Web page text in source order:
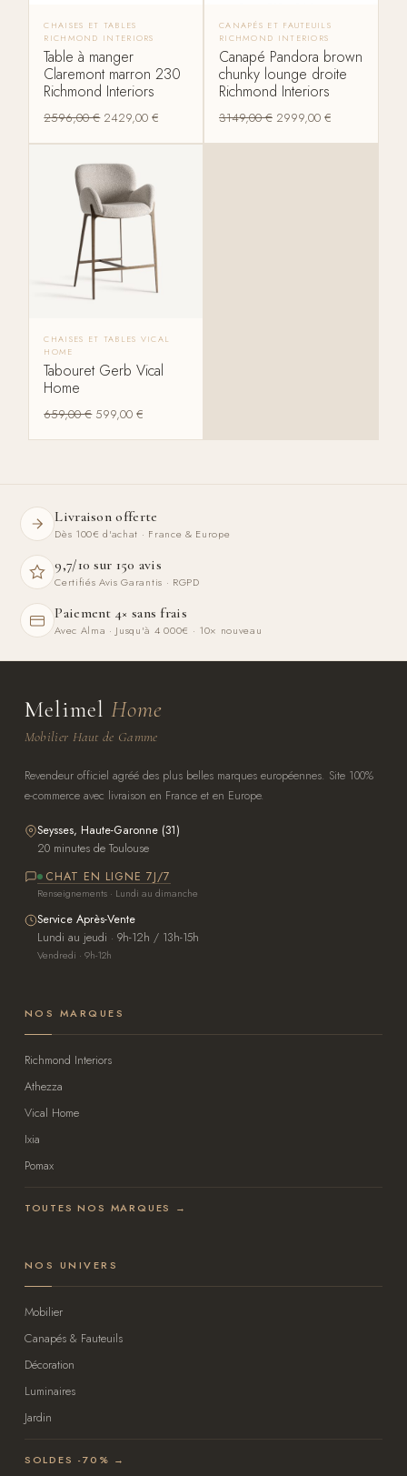
CHAISES ET TABLES
RICHMOND INTERIORS
Table à manger
Claremont marron 230
Richmond Interiors
2596,00€ 2429,00€
CANAPÉS ET FAUTEUILS
RICHMOND INTERIORS
Canapé Pandora brown
chunky lounge droite
Richmond Interiors
3149,00€ 2999,00 €
CHAISES ET TABLES VICAL
HOME
Tabouret Gerb Vical
Home
659,00€ 599,00€
Livraison offerte
Dès 100€ d'achat · France & Europe
9,7/10 sur 150 avis
Certifiés Avis Garantis · RGPD
Paiement 4× sans frais
Avec Alma · Jusqu'à 4 000€ · 10× nouveau
Melimel Home
Mobilier Haut de Gamme
Revendeur officiel agréé des plus belles marques européennes. Site 100%
e-commerce avec livraison en France et en Europe.
Seysses, Haute-Garonne (31)
20 minutes de Toulouse
CHAT EN LIGNE 7J/7
Renseignements · Lundi au dimanche
Service Après-Vente
Lundi au jeudi · 9h-12h / 13h-15h
Vendredi · 9h-12h
NOS MARQUES
Richmond Interiors
Athezza
Vical Home
Ixia
Pomax
TOUTES NOS MARQUES →
NOS UNIVERS
Mobilier
Canapés & Fauteuils
Décoration
Luminaires
Jardin
SOLDES -70% →